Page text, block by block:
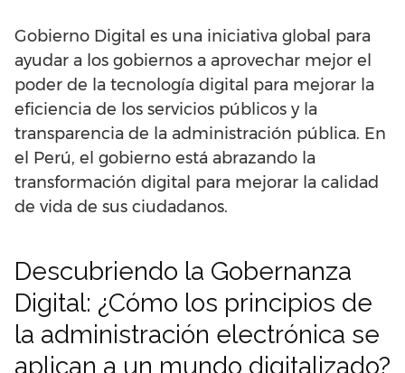
Gobierno Digital es una iniciativa global para
ayudar a los gobiernos a aprovechar mejor el
poder de la tecnología digital para mejorar la
eficiencia de los servicios públicos y la
transparencia de la administración pública. En
el Perú, el gobierno está abrazando la
transformación digital para mejorar la calidad
de vida de sus ciudadanos.
Descubriendo la Gobernanza
Digital: ¿Cómo los principios de
la administración electrónica se
aplican a un mundo digitalizado?